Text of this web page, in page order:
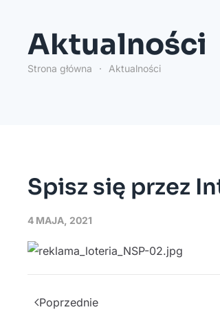
Aktualności
Strona główna Aktualności
Spisz się przez
4 MAJA, 2021
Poprzednie